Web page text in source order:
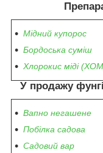
Мідний купорос
Бордоська суміш
Хлорокис міді
У продажу
Вапно негашене
Побілка садова
Садовий вар